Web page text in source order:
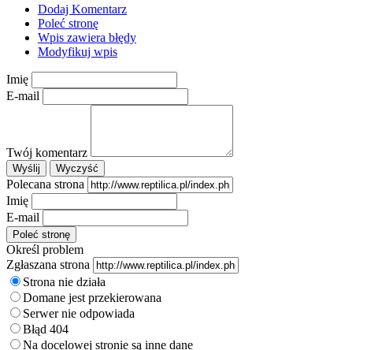
Dodaj Komentarz
Poleć stronę
Wpis zawiera błędy
Modyfikuj wpis
Imię
E-mail
Twój komentarz
Polecana strona
Imię
E-mail
Określ problem
Zgłaszana strona
Strona nie działa
Domane jest przekierowana
Serwer nie odpowiada
Błąd 404
Na docelowej stronie są inne dane